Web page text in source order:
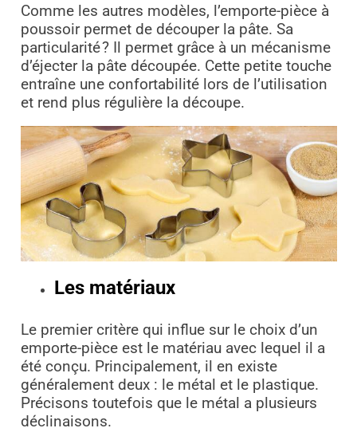
Comme les autres modèles, l’emporte-pièce à
poussoir permet de découper la pâte. Sa
particularité ? Il permet grâce à un mécanisme
d’éjecter la pâte découpée. Cette petite touche
entraîne une confortabilité lors de l’utilisation
et rend plus régulière la découpe.
Les matériaux
Le premier critère qui influe sur le choix d’un
emporte-pièce est le matériau avec lequel il a
été conçu. Principalement, il en existe
généralement deux : le métal et le plastique.
Précisons toutefois que le métal a plusieurs
déclinaisons.